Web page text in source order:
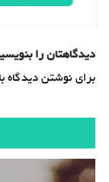
دیدگاهتان را
برای نوشتن دیدگاه